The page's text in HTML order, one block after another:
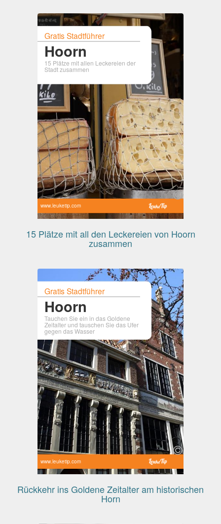
Gratis Stadtführer
Hoorn
15 Plätze mit allen Leckereien der
Stadt zusammen
www.leuketip.com
15 Plätze mit all den Leckereien von Hoorn
zusammen
Gratis Stadtführer
Hoorn
Tauchen Sie ein in das Goldene
Zeitalter und tauschen Sie das Ufer
gegen das Wasser
www.leuketip.com
Rückkehr ins Goldene Zeitalter am historischen
Horn